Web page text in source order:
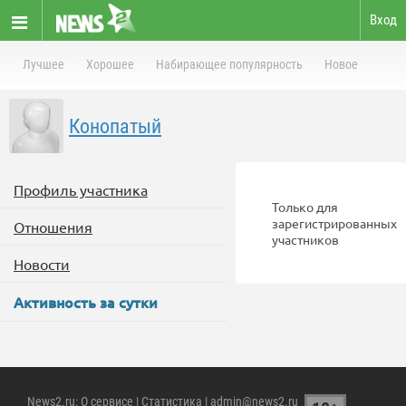
Вход
Лучшее Хорошее Набирающее популярность Новое
Конопатый
Профиль участника
Отношения
Новости
Активность за сутки
Только для
зарегистрированных
участников
News2.ru: О сервисе | Статистика | admin@news2.ru